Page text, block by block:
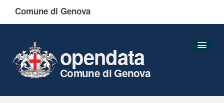
Comune di Genova
opendata
Comune di Genova